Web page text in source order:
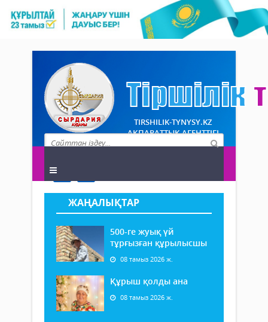
TIRSHILIK-TYNYSY.KZ
АҚПАРАТТЫҚ АГЕНТТІГІ
ЖАҢАЛЫҚТАР
500-ге жуық үй
тұрғызған құрылысшы
08 тамыз 2026 ж.
Құрыш қолды ана
08 тамыз 2026 ж.